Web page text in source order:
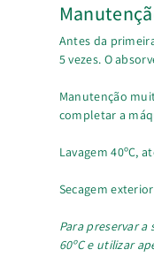
Antes da
5 vezes. O
Manutenção
completar a
Lavagem 40ºC,
Secagem
Para preservar
60ºC e utilizar